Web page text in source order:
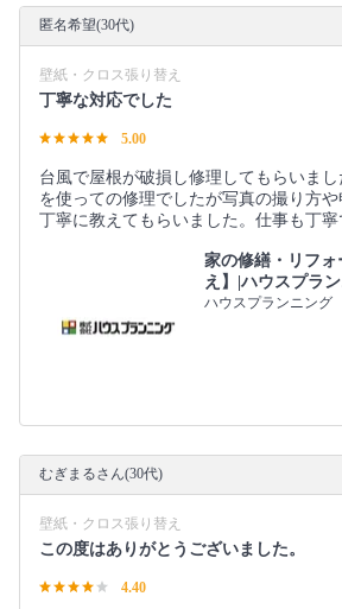
匿名希望(30代)
壁紙・クロス張り替え
丁寧な対応でした
5.00
台風で屋根が破損し修理してもらいま
を使っての修理でしたが写真の撮り方や
丁寧に教えてもらいました。仕事も丁寧
家の修繕・リフ
え】|ハウスプラ
ハウスプランニング
むぎまるさん(30代)
壁紙・クロス張り替え
この度はありがとうございました。
4.40